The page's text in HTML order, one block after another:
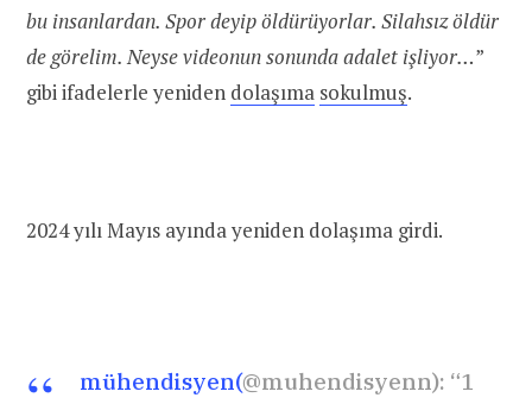
bu insanlardan. Spor deyip öldürüyorlar. Silahsız öldür
de görelim. Neyse videonun sonunda adalet işliyor…”
gibi ifadelerle yeniden dolaşıma sokulmuş.
2024 yılı Mayıs ayında yeniden dolaşıma girdi.
mühendisyen(@muhendisyenn): “1